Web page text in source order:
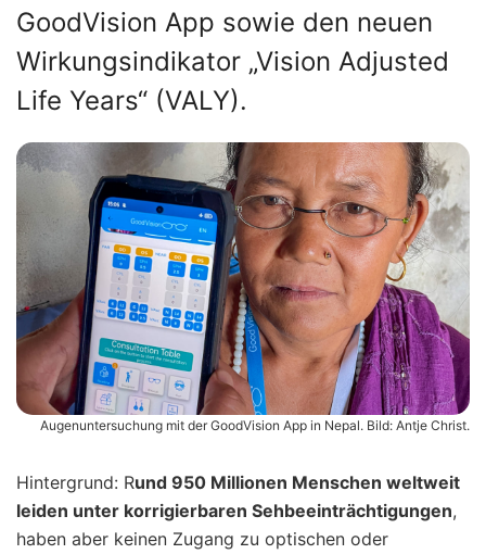
GoodVision App sowie den neuen
Wirkungsindikator „Vision Adjusted
Life Years“ (VALY).
Augenuntersuchung mit der GoodVision App in Nepal. Bild: Antje Christ.
Hintergrund: Rund 950 Millionen Menschen weltweit
leiden unter korrigierbaren Sehbeeinträchtigungen,
haben aber keinen Zugang zu optischen oder